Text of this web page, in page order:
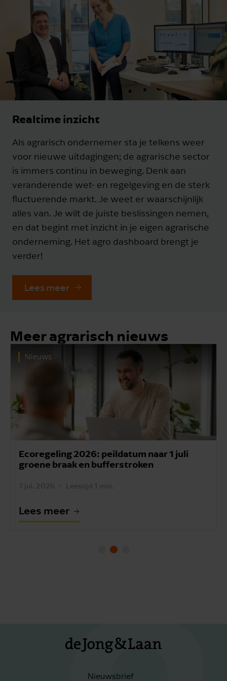
Realtime inzicht
Als agrarisch ondernemer sta je telkens weer
voor nieuwe uitdagingen; de agrarische sector
is immers continu in beweging. Denk aan
veranderende wet- en regelgeving en de sterk
fluctuerende markt. Je weet er waarschijnlijk
alles van. Je wilt de juiste beslissingen nemen,
en dat begint met inzicht in je eigen agrarische
onderneming. Het agro dashboard brengt je
verder!
Lees meer
Meer agrarisch nieuws
Nieuws
Ecoregeling 2026: peildatum naar 1 juli
groene braak en bufferstroken
7 jul. 2026 Leestijd 1 min.
Lees meer
Nieuwsbrief